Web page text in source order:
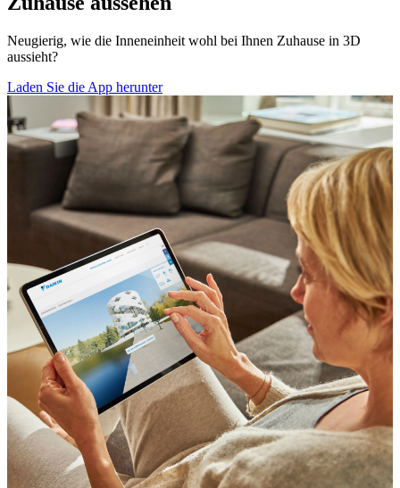
Neugierig, wie die Inneneinheit wohl bei Ihnen Zuhause in 3D
aussieht?
Laden Sie die App herunter